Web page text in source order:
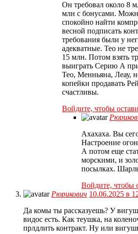
Он требовал около 8
млн с бонусами.
спокойно найти
весной подписать
требования были у
адекватные. Тео не
15 млн. Потом взять
выиграть Серию А
Тео, Менньяна, Леау,
копейки продавать
счастливы.
Войдите, чтобы
Ахахаха. Вы
Настроение
А потом еще
морскими, и
посылках.
Войдите, чтобы
Рюрикович 10.06.2025 в
Да комы ты рассказуешь? У
видос есть. Как теушка, на
прлдлить контракт. Ну или